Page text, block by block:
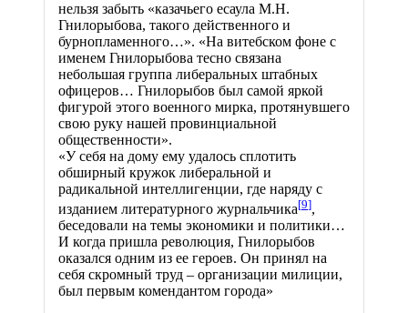
нельзя забыть «казачьего есаула М.Н.
Гнилорыбова, такого действенного и
бурнопламенного…». «На витебском фоне с
именем Гнилорыбова тесно связана
небольшая группа либеральных штабных
офицеров… Гнилорыбов был самой яркой
фигурой этого военного мирка, протянувшего
свою руку нашей провинциальной
общественности».
«У себя на дому ему удалось сплотить
обширный кружок либеральной и
радикальной интеллигенции, где наряду с
изданием литературного журнальчика[9],
беседовали на темы экономики и политики…
И когда пришла революция, Гнилорыбов
оказался одним из ее героев. Он принял на
себя скромный труд – организации милиции,
был первым комендантом города»